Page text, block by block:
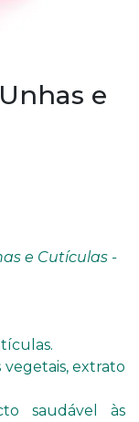
e
e Cutículas -
vegetais, extrato
saudável às